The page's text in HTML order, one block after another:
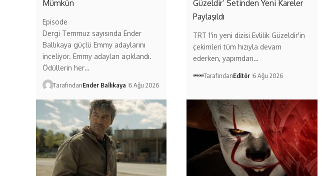
Mümkün
Episode
Dergi Temmuz sayısında Ender
Ballıkaya güçlü Emmy adaylarını
inceliyor. Emmy adayları açıklandı.
Ödüllerin her…
TarafındanEnder Ballıkaya 6 Ağu 2026
Güzeldir’ Setinden Yeni Kareler
Paylaşıldı
TRT 1'in yeni dizisi Evlilik Güzeldir'in
çekimleri tüm hızıyla devam
ederken, yapımdan…
TarafındanEditör 6 Ağu 2026